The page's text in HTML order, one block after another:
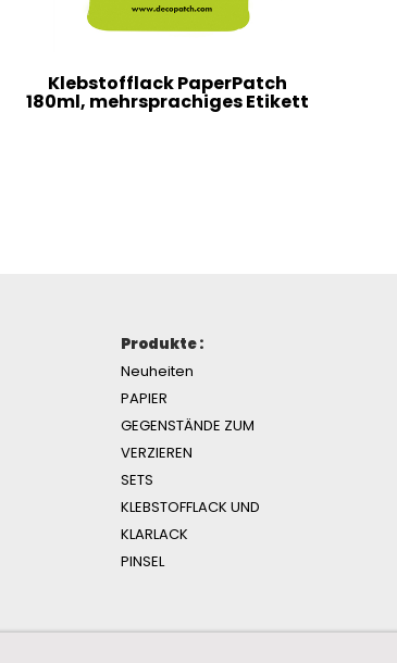
Klebstofflack PaperPatch
180ml, mehrsprachiges Etikett
Produkte :
Neuheiten
PAPIER
GEGENSTÄNDE ZUM
VERZIEREN
SETS
KLEBSTOFFLACK UND
KLARLACK
PINSEL